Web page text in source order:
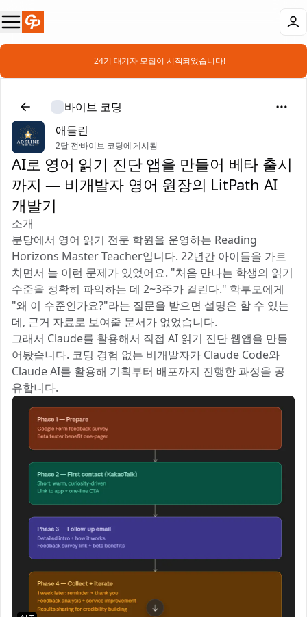
📣 24기 대기자 모집이 시작되었습니다!
바이브 코딩
애들린
2달 전·바이브 코딩에 게시됨
AI로 영어 읽기 진단 앱을 만들어 베타 출시
까지 — 비개발자 영어 원장의 LitPath AI
개발기
소개
분당에서 영어 읽기 전문 학원을 운영하는 Reading
Horizons Master Teacher입니다. 22년간 아이들을 가르
치면서 늘 이런 문제가 있었어요. "처음 만나는 학생의 읽기
수준을 정확히 파악하는 데 2~3주가 걸린다." 학부모에게
"왜 이 수준인가요?"라는 질문을 받으면 설명은 할 수 있는
데, 근거 자료로 보여줄 문서가 없었습니다.
그래서 Claude를 활용해서 직접 AI 읽기 진단 웹앱을 만들
어봤습니다. 코딩 경험 없는 비개발자가 Claude Code와
Claude AI를 활용해 기획부터 배포까지 진행한 과정을 공
유합니다.